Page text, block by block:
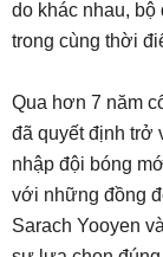
do khác nhau,
trong cùng thời
Qua hơn 7 năm
đã quyết định trở
nhập đội bóng
với những đồng
Sarach Yooyen